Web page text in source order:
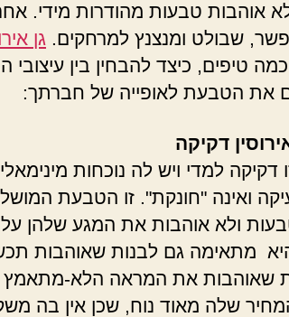
אוהבות טבעות מהודרות מידי.
שבולט ומנצנץ למרחקים. גן
טיפים, כיצד להבחין בין עיצובי
את הטבעת לאופייה של חברתך:
דקיקה
דקיקה למדי ויש לה נוכחות
ואינה "חונקת". זו הטבעת
ולא אוהבות את המגע שלהן על
מתאימה גם לבנות שאוהבות
שאוהבות את המראה הלא-מתאמץ
שלה מאוד נוח, שכן אין בה